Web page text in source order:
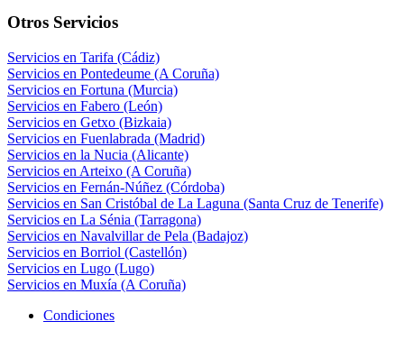
Otros Servicios
Servicios en Tarifa (Cádiz)
Servicios en Pontedeume (A Coruña)
Servicios en Fortuna (Murcia)
Servicios en Fabero (León)
Servicios en Getxo (Bizkaia)
Servicios en Fuenlabrada (Madrid)
Servicios en la Nucia (Alicante)
Servicios en Arteixo (A Coruña)
Servicios en Fernán-Núñez (Córdoba)
Servicios en San Cristóbal de La Laguna (Santa Cruz de Tenerife)
Servicios en La Sénia (Tarragona)
Servicios en Navalvillar de Pela (Badajoz)
Servicios en Borriol (Castellón)
Servicios en Lugo (Lugo)
Servicios en Muxía (A Coruña)
Condiciones